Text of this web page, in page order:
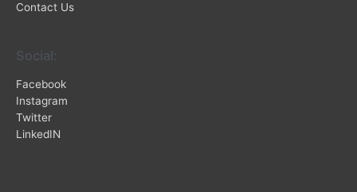
Contact Us
Social:
Facebook
Instagram
Twitter
LinkedIN